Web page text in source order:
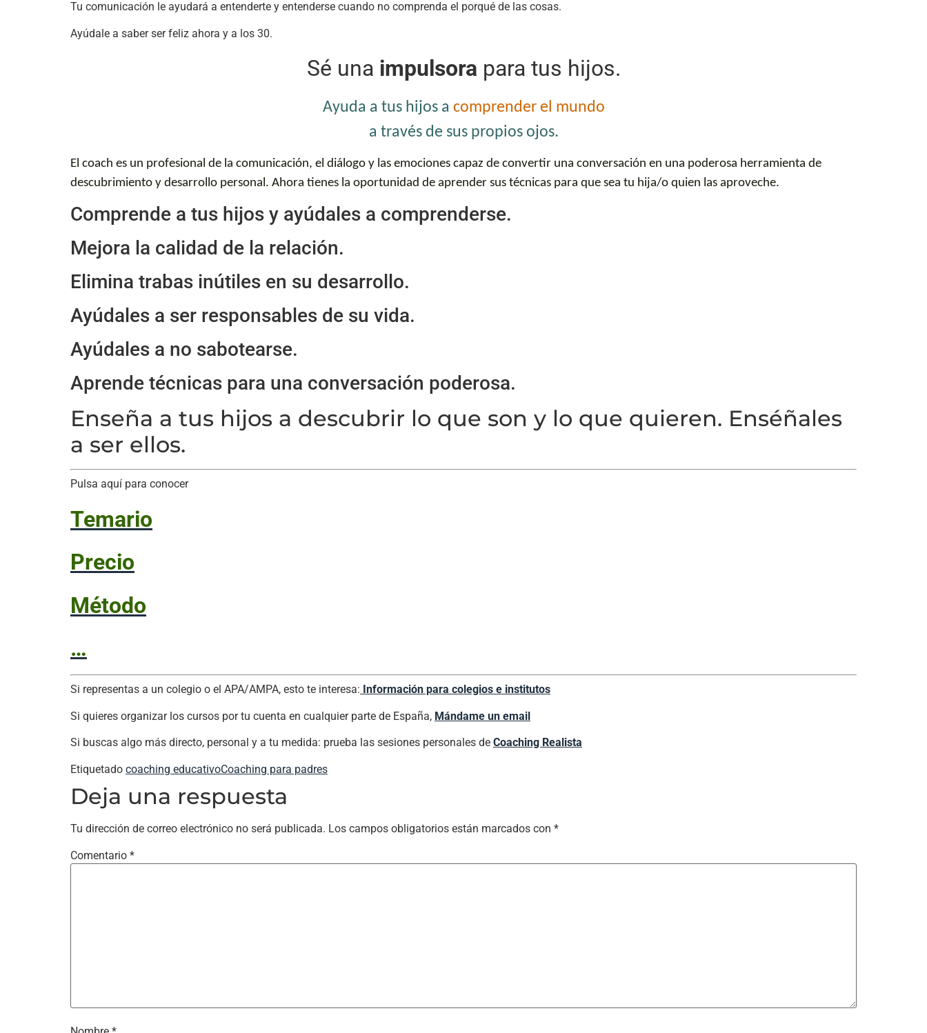
Tu comunicación le ayudará a entenderte y entenderse cuando no comprenda el porqué de las cosas.
Ayúdale a saber ser feliz ahora y a los 30.
Sé una impulsora para tus hijos.
Ayuda a tus hijos a comprender el mundo
a través de sus propios ojos.
El coach es un profesional de la comunicación, el diálogo y las emociones capaz de convertir una conversación en una poderosa herramienta de
descubrimiento y desarrollo personal. Ahora tienes la oportunidad de aprender sus técnicas para que sea tu hija/o quien las aproveche.
Comprende a tus hijos y ayúdales a comprenderse.
Mejora la calidad de la relación.
Elimina trabas inútiles en su desarrollo.
Ayúdales a ser responsables de su vida.
Ayúdales a no sabotearse.
Aprende técnicas para una conversación poderosa.
Enseña a tus hijos a descubrir lo que son y lo que quieren. Enséñales
a ser ellos.
Pulsa aquí para conocer
Temario
Precio
Método
…
Si representas a un colegio o el APA/AMPA, esto te interesa: Información para colegios e institutos
Si quieres organizar los cursos por tu cuenta en cualquier parte de España, Mándame un email
Si buscas algo más directo, personal y a tu medida: prueba las sesiones personales de Coaching Realista
Etiquetado coaching educativoCoaching para padres
Deja una respuesta
Tu dirección de correo electrónico no será publicada. Los campos obligatorios están marcados con *
Comentario *